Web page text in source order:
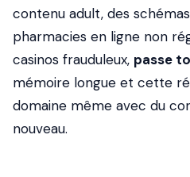
contenu adult, des
pharmacies en ligne non
casinos frauduleux, passe
mémoire longue et cette
domaine même avec du
nouveau.